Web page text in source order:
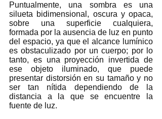
Puntualmente, una sombra es una
silueta bidimensional, oscura y opaca,
sobre una superficie cualquiera,
formada por la ausencia de luz en punto
del espacio, ya que el alcance lumínico
es obstaculizado por un cuerpo; por lo
tanto, es una proyección invertida de
ese objeto iluminado, que puede
presentar distorsión en su tamaño y no
ser tan nítida dependiendo de la
distancia a la que se encuentre la
fuente de luz.